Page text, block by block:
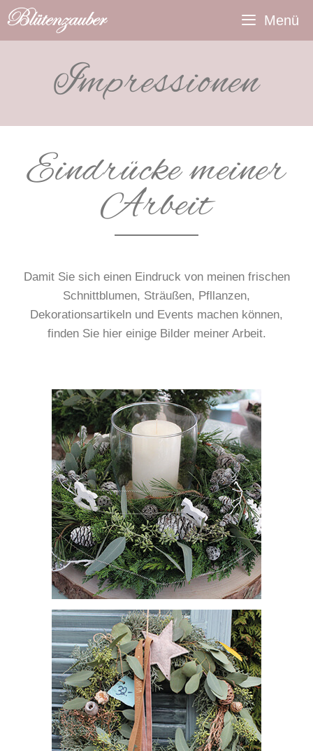
Menü
Impres­sionen
Eindrücke meiner
Arbeit
Damit Sie sich einen Eindruck von meinen frischen
Schnittblumen, Sträußen, Pfllanzen,
Dekorationsartikeln und Events machen können,
finden Sie hier einige Bilder meiner Arbeit.